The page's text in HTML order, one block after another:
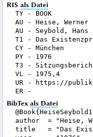
RIS als Datei
TY - BOOK
AU - Heise, Werner
AU - Seybold, Hans
T1 - Das
CY - München
PY - 1976
T3 -
VL - 1975,4
UR - https://
BibTex als Datei
author  = "Heise,
title   = "Das